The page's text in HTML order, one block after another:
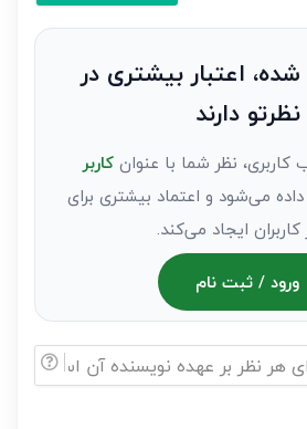
شده، اعتبار بیشتری در
نظرتو دارند
کاربری، نظر شما با عنوانکاربر
می‌شود و اعتماد بیشتری برای
ایجاد می‌کند.
ورود / ثبت نام